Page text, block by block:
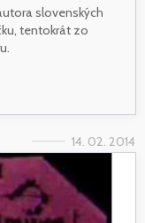
slovenských
tentokrát zo
14. 02. 2014